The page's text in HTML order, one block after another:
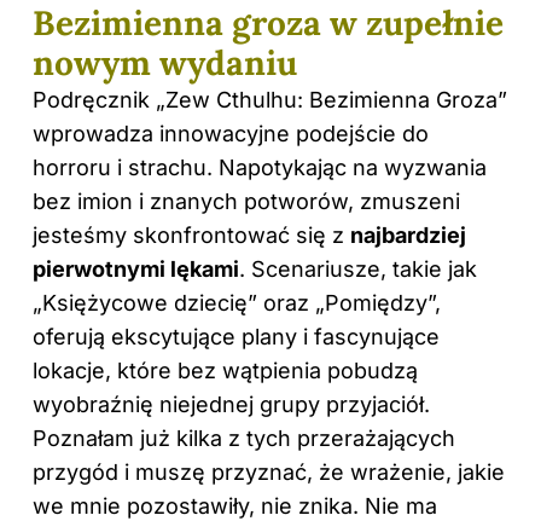
Bezimienna groza w zupełnie
nowym wydaniu
Podręcznik „Zew Cthulhu: Bezimienna Groza”
wprowadza innowacyjne podejście do
horroru i strachu. Napotykając na wyzwania
bez imion i znanych potworów, zmuszeni
jesteśmy skonfrontować się z najbardziej
pierwotnymi lękami. Scenariusze, takie jak
„Księżycowe dziecię” oraz „Pomiędzy”,
oferują ekscytujące plany i fascynujące
lokacje, które bez wątpienia pobudzą
wyobraźnię niejednej grupy przyjaciół.
Poznałam już kilka z tych przerażających
przygód i muszę przyznać, że wrażenie, jakie
we mnie pozostawiły, nie znika. Nie ma